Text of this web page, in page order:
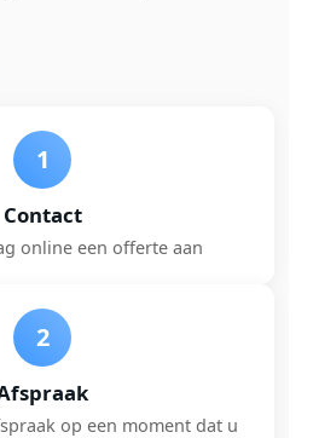
1
Contact
online een offerte aan
2
op een moment dat u